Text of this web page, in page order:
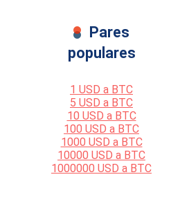
Pares
populares
1 USD a BTC
5 USD a BTC
10 USD a BTC
100 USD a BTC
1000 USD a BTC
10000 USD a BTC
1000000 USD a BTC